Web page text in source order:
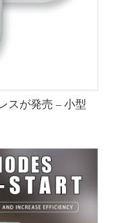
スが発売 – 小型